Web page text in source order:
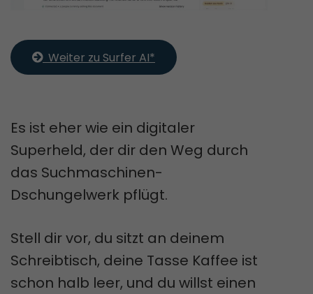
  Weiter zu Surfer AI*
Es ist eher wie ein digitaler
Superheld, der dir den Weg durch
das Suchmaschinen-
Dschungelwerk pflügt.
Stell dir vor, du sitzt an deinem
Schreibtisch, deine Tasse Kaffee ist
schon halb leer, und du willst einen